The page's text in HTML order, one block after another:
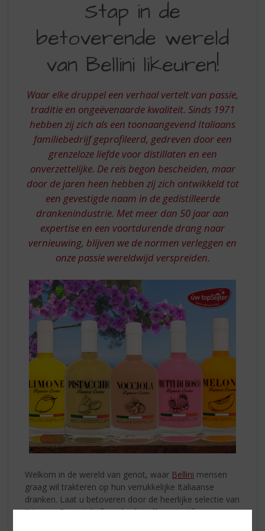
DE
BETOVERENDE
WERELD
VAN
BELLINI
LIKEUREN
Stap in de
betoverende wereld
van Bellini likeuren!
Waar elke druppel een verhaal vertelt van passie,
traditie en ongeëvenaarde kwaliteit. Sinds 1971
hebben zij zich als een toonaangevend Italiaans
familiebedrijf geprofileerd, gedreven door een
grenzeloze liefde voor distillaten en een
onverzettelijke. De reis begon bescheiden, maar
door de jaren heen hebben zij zich ontwikkeld tot
een gevestigde naam in de gedistilleerde
drankenindustrie. Met meer dan 50 jaar aan
expertise en een voortdurende drang naar
vernieuwing, blijven we de normen verleggen en
onze passie wereldwijd verspreiden.
Welkom in de wereld van genot, waar Bellini mensen
graag wil trakteren op hun verrukkelijke Italiaanse
dranken. Laat u betoveren door de heerlijke selectie van
‘’Liquore Crema's’’ oftewel créme likeuren. Allen